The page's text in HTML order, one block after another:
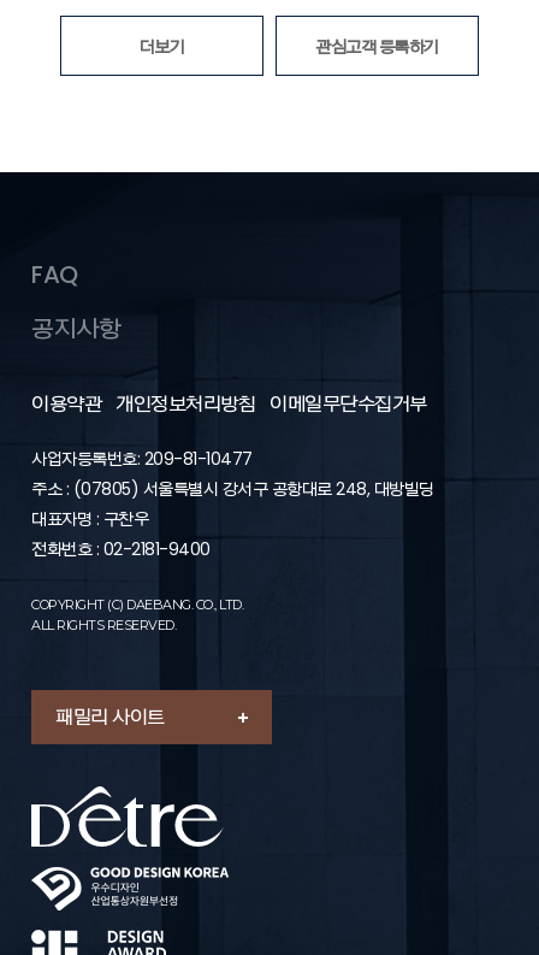
보 형태의 글, 사진, 동영상 및 각종 파일과 링크 등을
- “해지”라 함은 회사 또는 회원이 서비스 개통 이후 이용계약을
해약하는 것을 말합니다.
제5조 (이용신청)
1. “회원”이 되고자 하는 자(이하 “가입신청자”)는 홈페이지 상의
청하여야 합니다.
의하십니까”라는 물음에 “동의”를 누르면, 본 약관에 동의하는 것
으로 간주됩니다.
1. “회사”는 “가입신청자”의 신청에 대하여 “서비스” 이용을 승낙
함을 원칙으로 합니다. 다만, “회사”는 다음 각 호에 해당하는 신
청에 대하여는 승낙을 하지 않거나 사후에 이용계약을
해지할 수 있습니다.
- “가입신청자”가 이 약관에 의하여 이전에 회원자격을 상실한
적이 있는 경우 다만, 회원자격 상실 후 1년이 경과한 자로서 “회
- 실명이 아니거나 타인의 명의를 이용한 경우
- 허위의 정보를 기재하거나, “회사”가 제시하는 내용을 기재하
2. “회원”의 가입 신청을 처리함에 있어 “회사”는 “회원”에게 전문
기관을 통한 실명확인 및 본인인증을 요청할 수 있습니다.
에 해당하는 이용신청에 대하여는 승낙을 유보할 수 있습니다.
- 설비에 여유가 없는 경우
- 기술상 지장이 있는 경우
4. “회사”는 다음 각 호의 1에 해당하는 이용신청에 대하여는 이
를 승낙하지 아니 할 수 있습니다.
- 이름이 실명이 아닌 경우
※ 위의 개인정보 처리 위탁에 대한 동의를 거부할 권리가 있습니다. 동
의 거부 시 대방건설(주)의 서비스가 제한되며, 동의를 해주셔야 서비
더보기 관심고객 등록하기
FAQ
공지사항
이용약관 개인정보처리방침 이메일무단수집거부
사업자등록번호: 209-81-10477
주소 : (07805) 서울특별시 강서구 공항대로 248, 대방빌딩
대표자명 : 구찬우
전화번호 : 02-2181-9400
COPYRIGHT (C) DAEBANG. CO., LTD.
ALL RIGHTS RESERVED.
패밀리 사이트